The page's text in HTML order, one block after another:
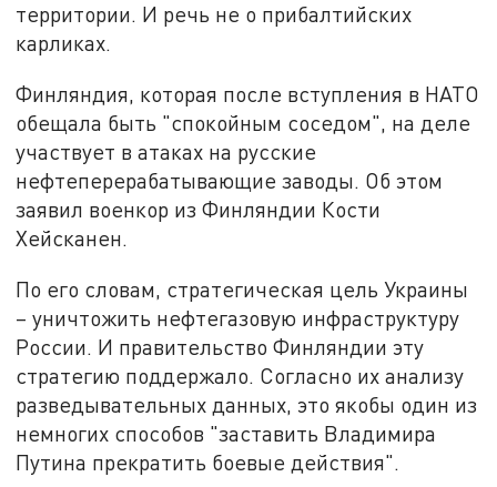
территории. И речь не о прибалтийских
карликах.
Финляндия, которая после вступления в НАТО
обещала быть "спокойным соседом", на деле
участвует в атаках на русские
нефтеперерабатывающие заводы. Об этом
заявил военкор из Финляндии Кости
Хейсканен.
По его словам, стратегическая цель Украины
– уничтожить нефтегазовую инфраструктуру
России. И правительство Финляндии эту
стратегию поддержало. Согласно их анализу
разведывательных данных, это якобы один из
немногих способов "заставить Владимира
Путина прекратить боевые действия".